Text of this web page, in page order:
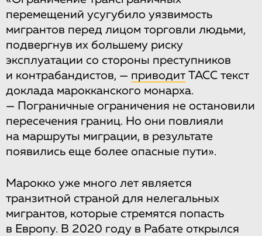
перемещений усугубило уязвимость
мигрантов перед лицом торговли людьми,
подвергнув их большему риску
эксплуатации со стороны преступников
и контрабандистов, — приводит ТАСС текст
доклада марокканского монарха.
— Пограничные ограничения не остановили
пересечения границ. Но они повлияли
на маршруты миграции, в результате
появились еще более опасные пути».
Марокко уже много лет является
транзитной страной для нелегальных
мигрантов, которые стремятся попасть
в Европу. В 2020 году в Рабате открылся